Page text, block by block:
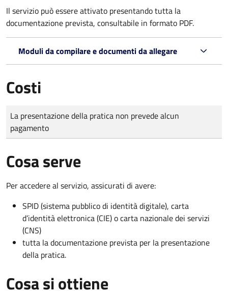
Il servizio può essere attivato presentando tutta la
documentazione prevista, consultabile in formato PDF.
Moduli da compilare e documenti da allegare
Costi
Tipo di pagamento
Importo
La presentazione della pratica non prevede alcun
pagamento
Cosa serve
Per accedere al servizio, assicurati di avere:
SPID (sistema pubblico di identità digitale), carta
d’identità elettronica (CIE) o carta nazionale dei servizi
(CNS)
tutta la documentazione prevista per la presentazione
della pratica.
Cosa si ottiene